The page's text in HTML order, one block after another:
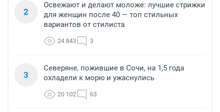
2
Освежают и делают моложе: лучшие стрижки
для женщин после 40 — топ стильных
вариантов от стилиста
24 843 3
3
Северяне, пожившие в Сочи, на 1,5 года
охладели к морю и ужаснулись
20 102 63